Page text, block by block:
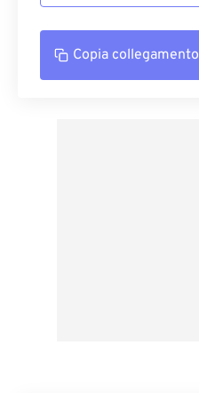
Copia collegamento